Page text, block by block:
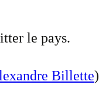
le pays.
Billette)